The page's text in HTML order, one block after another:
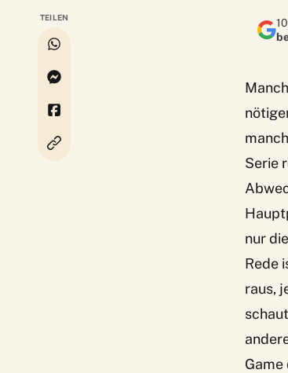
TEILEN
Serie
nur
Rede
raus,
Game